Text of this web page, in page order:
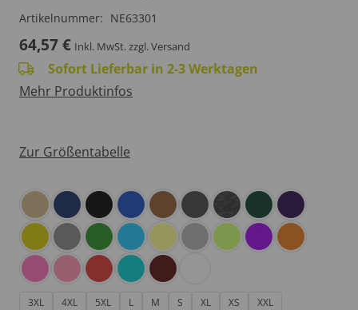
Artikelnummer: NE63301
64,57€ Inkl. MwSt.zzgl. Versand
Sofort Lieferbar in 2-3 Werktagen
Mehr Produktinfos
Zur Größentabelle
3XL 4XL 5XL L M S XL XS XXL